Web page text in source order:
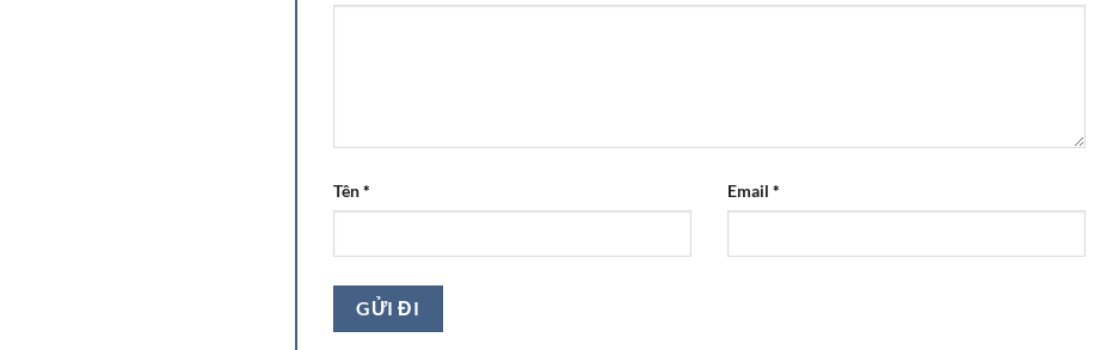
Tên* Email *